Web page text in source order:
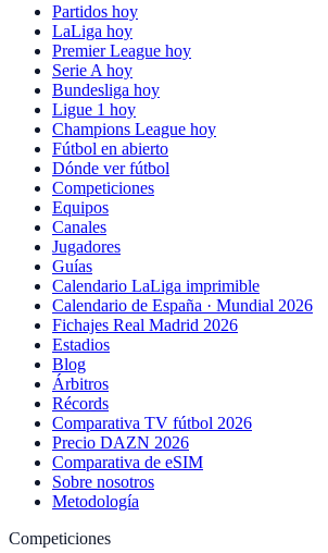
Partidos hoy
LaLiga hoy
Premier League hoy
Serie A hoy
Bundesliga hoy
Ligue 1 hoy
Champions League hoy
Fútbol en abierto
Dónde ver fútbol
Competiciones
Equipos
Canales
Jugadores
Guías
Calendario LaLiga imprimible
Calendario de España · Mundial 2026
Fichajes Real Madrid 2026
Estadios
Blog
Árbitros
Récords
Comparativa TV fútbol 2026
Precio DAZN 2026
Comparativa de eSIM
Sobre nosotros
Metodología
Competiciones